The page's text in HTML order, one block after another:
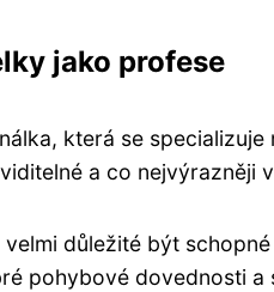
jako profese
která se
a co
důležité být
pohybové dovednosti